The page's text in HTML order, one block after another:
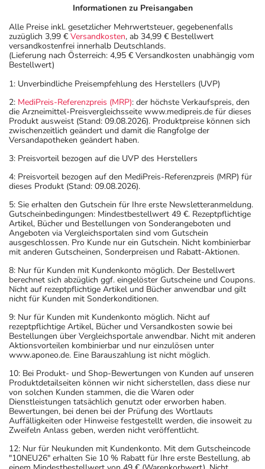
Informationen zu Preisangaben
Alle Preise inkl. gesetzlicher Mehrwertsteuer, gegebenenfalls
zuzüglich 3,99 € Versandkosten, ab 34,99 € Bestellwert
versandkostenfrei innerhalb Deutschlands.
(Lieferung nach Österreich: 4,95 € Versandkosten unabhängig vom
Bestellwert)
1: Unverbindliche Preisempfehlung des Herstellers (UVP)
2: MediPreis-Referenzpreis (MRP): der höchste Verkaufspreis, den
die Arzneimittel-Preisvergleichsseite www.medipreis.de für dieses
Produkt ausweist (Stand: 09.08.2026). Produktpreise können sich
zwischenzeitlich geändert und damit die Rangfolge der
Versandapotheken geändert haben.
3: Preisvorteil bezogen auf die UVP des Herstellers
4: Preisvorteil bezogen auf den MediPreis-Referenzpreis (MRP) für
dieses Produkt (Stand: 09.08.2026).
5: Sie erhalten den Gutschein für Ihre erste Newsletteranmeldung.
Gutscheinbedingungen: Mindestbestellwert 49 €. Rezeptpflichtige
Artikel, Bücher und Bestellungen von Sonderangeboten und
Angeboten via Vergleichsportalen sind vom Gutschein
ausgeschlossen. Pro Kunde nur ein Gutschein. Nicht kombinierbar
mit anderen Gutscheinen, Sonderpreisen und Rabatt-Aktionen.
8: Nur für Kunden mit Kundenkonto möglich. Der Bestellwert
berechnet sich abzüglich ggf. eingelöster Gutscheine und Coupons.
Nicht auf rezeptpflichtige Artikel und Bücher anwendbar und gilt
nicht für Kunden mit Sonderkonditionen.
9: Nur für Kunden mit Kundenkonto möglich. Nicht auf
rezeptpflichtige Artikel, Bücher und Versandkosten sowie bei
Bestellungen über Vergleichsportale anwendbar. Nicht mit anderen
Aktionsvorteilen kombinierbar und nur einzulösen unter
www.aponeo.de. Eine Barauszahlung ist nicht möglich.
10: Bei Produkt- und Shop-Bewertungen von Kunden auf unseren
Produktdetailseiten können wir nicht sicherstellen, dass diese nur
von solchen Kunden stammen, die die Waren oder
Dienstleistungen tatsächlich genutzt oder erworben haben.
Bewertungen, bei denen bei der Prüfung des Wortlauts
Auffälligkeiten oder Hinweise festgestellt werden, die insoweit zu
Zweifeln Anlass geben, werden nicht veröffentlicht.
12: Nur für Neukunden mit Kundenkonto. Mit dem Gutscheincode
"10NEU26" erhalten Sie 10 % Rabatt für Ihre erste Bestellung, ab